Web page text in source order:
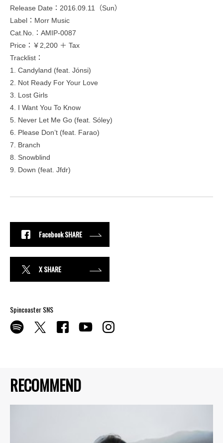
RECOMMEND
Release Date：2016.09.11（Sun）
Label：Morr Music
Cat.No.：AMIP-0087
Price：￥2,200 ＋ Tax
Tracklist：
1. Candyland (feat. Jónsi)
2. Not Ready For Your Love
3. Lost Girls
4. I Want You To Know
5. Never Let Me Go (feat. Sóley)
6. Please Don’t (feat. Farao)
7. Branch
8. Snowblind
9. Down (feat. Jfdr)
Facebook SHARE
X SHARE
Spincoaster SNS